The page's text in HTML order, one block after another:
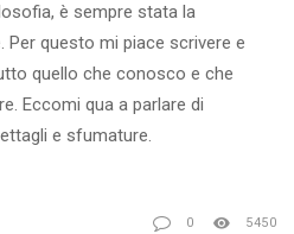
è sempre stata la
Per questo mi piace scrivere e
quello che conosco e che
Eccomi qua a parlare di
e sfumature.
0 5450